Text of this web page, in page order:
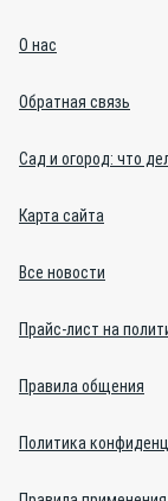
О нас
Обратная связь
Сад и огород: что
Карта сайта
Все новости
Прайс-лист на
Правила общения
Политика